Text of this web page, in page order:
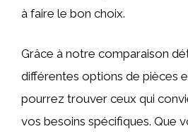
à faire le bon choix.
Grâce à notre comparaison
différentes options de pièces
pourrez trouver ceux qui
vos besoins spécifiques. Que